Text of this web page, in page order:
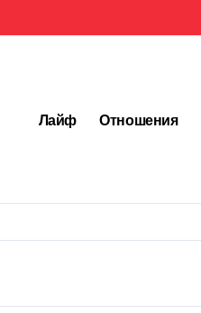
Лайф Отношения